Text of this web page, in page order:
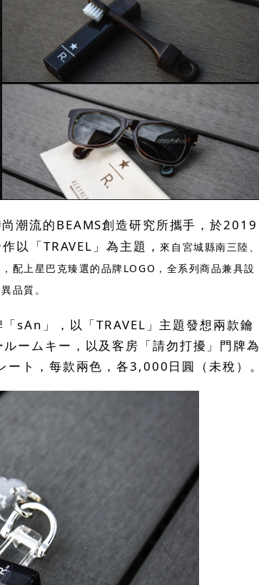
潮流的BEAMS創造研究所攜手，於2019
以「TRAVEL」為主題，來自宮城縣南三陸、
配上星巴克臻選的品牌LOGO，全系列商品兼具設
品質。
sAn」，以「TRAVEL」主題發想兩款鑰
ームキー，以及客房「請勿打擾」門牌為
ト，每款兩色，各3,000日圓（未稅）。